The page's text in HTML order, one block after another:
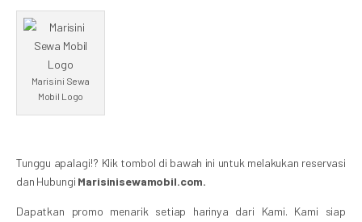
Marisini Sewa
Mobil Logo
Tunggu apalagi!? Klik tombol di bawah ini untuk melakukan reservasi
dan Hubungi Marisinisewamobil.com.
Dapatkan promo menarik setiap harinya dari Kami. Kami siap